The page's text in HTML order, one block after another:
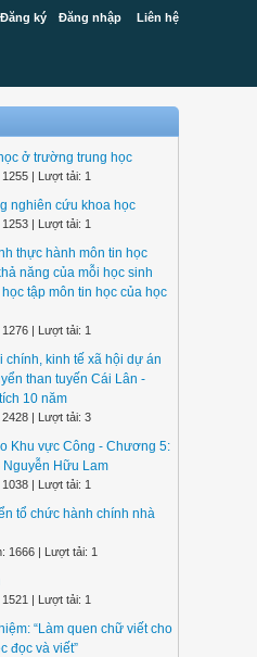
Đăng ký Đăng nhập Liên hệ
ở trường trung học
| Lượt tải: 1
nghiên cứu khoa học
| Lượt tải: 1
thực hành môn tin học
năng của mỗi học sinh
tập môn tin học của học
| Lượt tải: 1
chính, kinh tế xã hội dự án
than tuyến Cái Lân -
10 năm
| Lượt tải: 3
Khu vực Công - Chương 5:
Hữu Lam
| Lượt tải: 1
tổ chức hành chính nhà
1666 | Lượt tải: 1
| Lượt tải: 1
“Làm quen chữ viết cho
đọc và viết”